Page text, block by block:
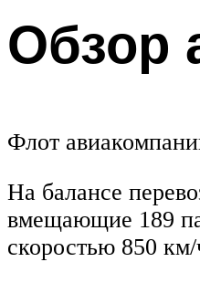
Обзор
Флот
На балансе
вмещающие 189
скоростью 850